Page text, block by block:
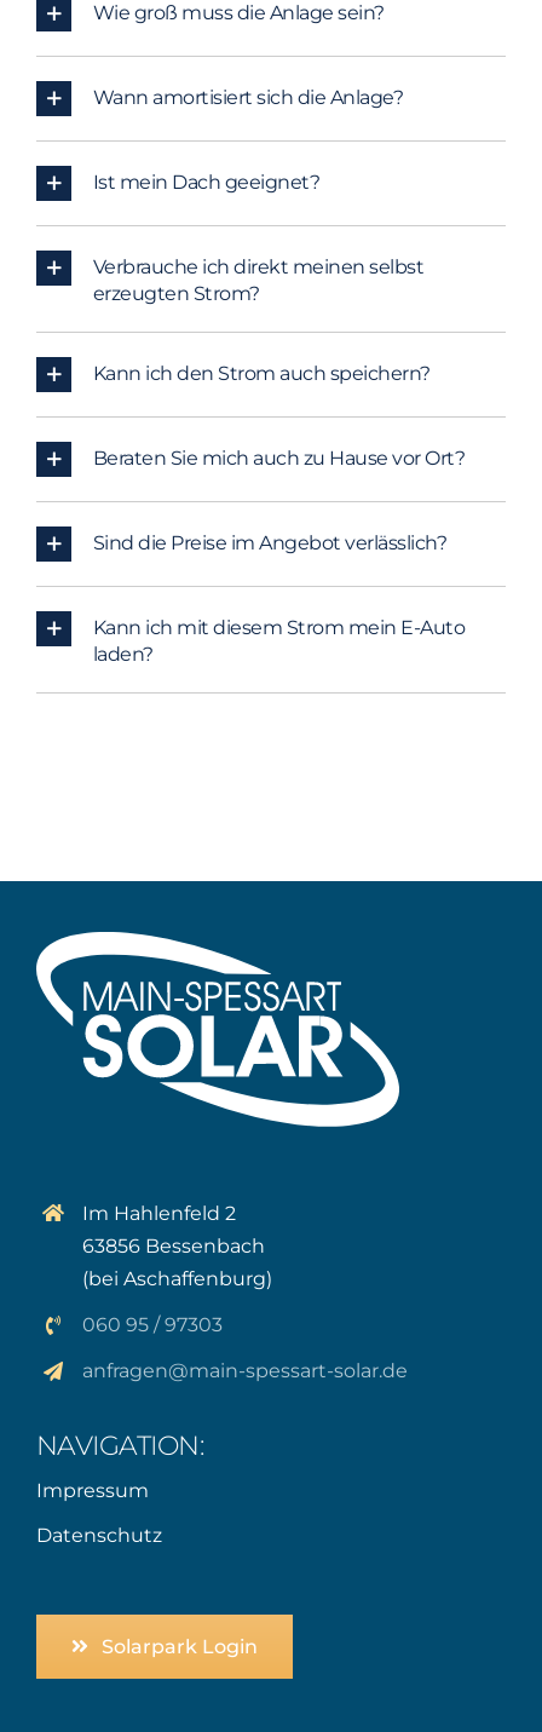
Wie groß muss die Anlage sein?
Wann amortisiert sich die Anlage?
Ist mein Dach geeignet?
Verbrauche ich direkt meinen selbst
erzeugten Strom?
Kann ich den Strom auch speichern?
Beraten Sie mich auch zu Hause vor Ort?
Sind die Preise im Angebot verlässlich?
Kann ich mit diesem Strom mein E-Auto
laden?
Im Hahlenfeld 2
63856 Bessenbach
(bei Aschaffenburg)
060 95 / 97303
anfragen@main-spessart-solar.de
NAVIGATION:
Impressum
Datenschutz
Solarpark Login